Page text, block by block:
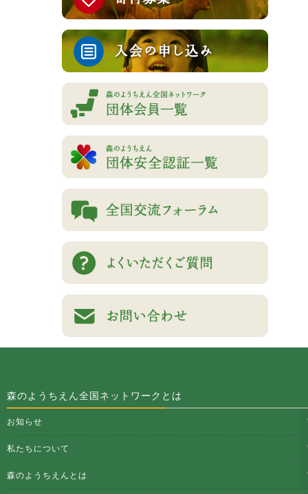
森のようちえん全国ネットワークとは
お知らせ
私たちについて
森のようちえんとは